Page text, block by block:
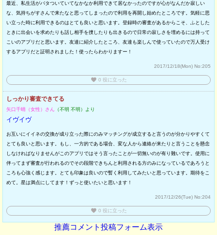
最近、私生活がバタついていてなかなか利用できて居なかったのですが心がなんだか寂しい
な、気持ちがすさんで来たなと思ってしまったので利用を再開し始めたところです。気軽に思
い立った時に利用できるのはとても良いと思います。登録時の審査があるからこそ、ふとした
ときに出会いを求めたりも話し相手を捜したりも出きるので日常の寂しさを埋めるには持って
こいのアプリだと思います。友達に紹介したところ、友達も楽しんで使っていたので万人受け
するアプリだと証明されました！使ったらわかりますー！
2017/12/18(Mon) No:205
favorite 0 役に立った
しっかり審査できてる
矢口千晴（女性）さん （不明 不明）より
イヴイヴ
お互いにイイネの交換が成り立った際にのみマッチングが成立すると言うのが分かりやすくて
とても良いと思います。もし、一方的である場合、変な人から連絡が来たりと言うことを懸念
しなければなりませんがこのアプリではそう言ったことが一切無いのが有り難いです。使用に
伴ってまず審査が行われるのでその段階できちんと利用される方のみになっているであろうと
ころも心強く感じます。とても印象は良いので暫く利用してみたいと思っています。期待をこ
めて。星は満点にしてます！ずっと使いたいと思います！
2017/12/26(Tue) No:204
favorite 0 役に立った
推薦コメント投稿フォーム表示